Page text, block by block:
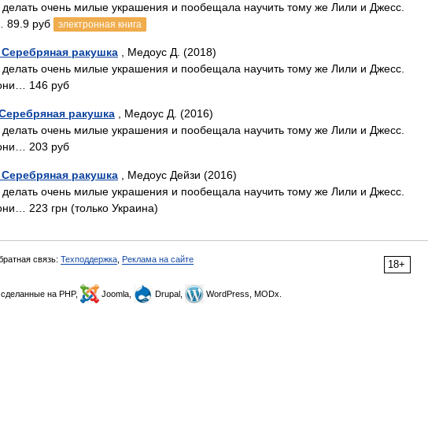
очень милые украшения и пообещала научить тому же Лили и Джесс.
89.9 руб
электронная книга
ракушка , Медоус Д. (2018)
очень милые украшения и пообещала научить тому же Лили и Джесс.
146 руб
ракушка , Медоус Д. (2016)
очень милые украшения и пообещала научить тому же Лили и Джесс.
203 руб
ракушка , Медоус Дейзи (2016)
очень милые украшения и пообещала научить тому же Лили и Джесс.
223 грн (только Украина)
18+
связь: Техподдержка Реклама на сайте
, сделанные на PHP, Joomla, Drupal, WordPress, MODx.